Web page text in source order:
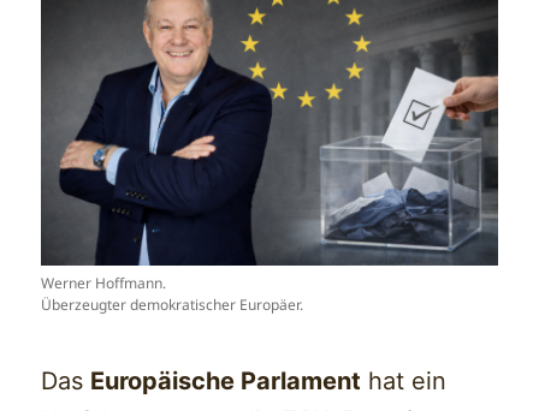
Werner Hoffmann.
Überzeugter demokratischer Europäer.
Das Europäische Parlament hat ein